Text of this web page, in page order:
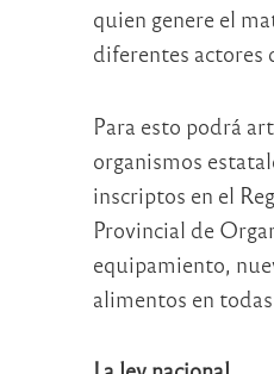
quien genere el
diferentes actores
Para esto podrá
organismos
inscriptos en el
Provincial de
equipamiento,
alimentos en